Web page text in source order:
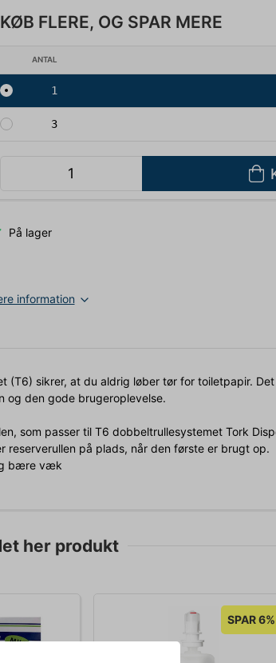
KØB FLERE, OG SPAR MERE
ANTAL
1
3
På lager
information
(T6) sikrer, at du aldrig løber tør for toiletpapir.
og den gode brugeroplevelse.
som passer til T6 dobbeltrullesystemet Tork
reserverullen på plads, når den første er brugt op.
bære væk
her produkt
SPAR 6%